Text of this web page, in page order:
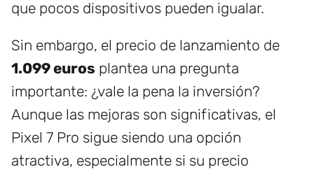
que pocos dispositivos pueden igualar.
Sin embargo, el precio de lanzamiento de
1.099 euros plantea una pregunta
importante: ¿vale la pena la inversión?
Aunque las mejoras son significativas, el
Pixel 7 Pro sigue siendo una opción
atractiva, especialmente si su precio